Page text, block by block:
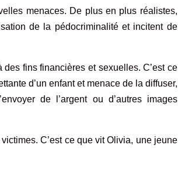
menaces. De plus en plus réalistes,
de la pédocriminalité et incitent de
fins financières et sexuelles. C’est ce
d’un enfant et menace de la diffuser,
de l’argent ou d’autres images
C’est ce que vit Olivia, une jeune